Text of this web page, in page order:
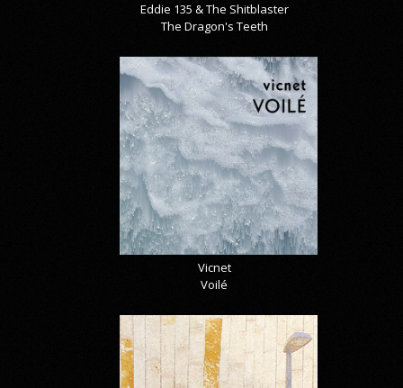
Eddie 135 & The Shitblaster
The Dragon's Teeth
Vicnet
Voilé